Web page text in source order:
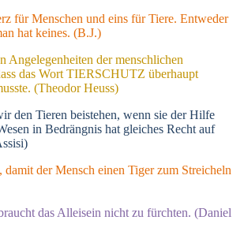
für Menschen und eins für Tiere. Entweder
hat keines. (B.J.)
Angelegenheiten der menschlichen
das Wort TIERSCHUTZ überhaupt
(Theodor Heuss)
den Tieren beistehen, wenn sie der Hilfe
in Bedrängnis hat gleiches Recht auf
der Mensch einen Tiger zum Streicheln
das Alleisein nicht zu fürchten. (Daniel